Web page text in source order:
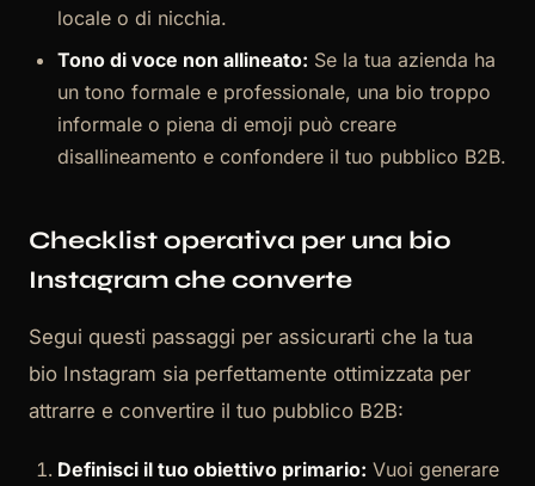
locale o di nicchia.
Tono di voce non allineato: Se la tua azienda ha
un tono formale e professionale, una bio troppo
informale o piena di emoji può creare
disallineamento e confondere il tuo pubblico B2B.
Checklist operativa per una bio
Instagram che converte
Segui questi passaggi per assicurarti che la tua
bio Instagram sia perfettamente ottimizzata per
attrarre e convertire il tuo pubblico B2B:
Definisci il tuo obiettivo primario: Vuoi generare